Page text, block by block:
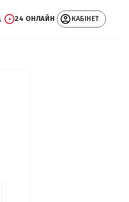
24 ОНЛАЙН КАБІНЕТ